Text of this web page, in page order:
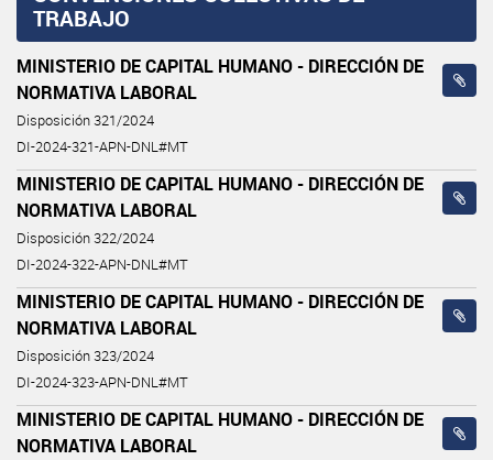
TRABAJO
MINISTERIO DE CAPITAL HUMANO - DIRECCIÓN DE
NORMATIVA LABORAL
Disposición 321/2024
DI-2024-321-APN-DNL#MT
MINISTERIO DE CAPITAL HUMANO - DIRECCIÓN DE
NORMATIVA LABORAL
Disposición 322/2024
DI-2024-322-APN-DNL#MT
MINISTERIO DE CAPITAL HUMANO - DIRECCIÓN DE
NORMATIVA LABORAL
Disposición 323/2024
DI-2024-323-APN-DNL#MT
MINISTERIO DE CAPITAL HUMANO - DIRECCIÓN DE
NORMATIVA LABORAL